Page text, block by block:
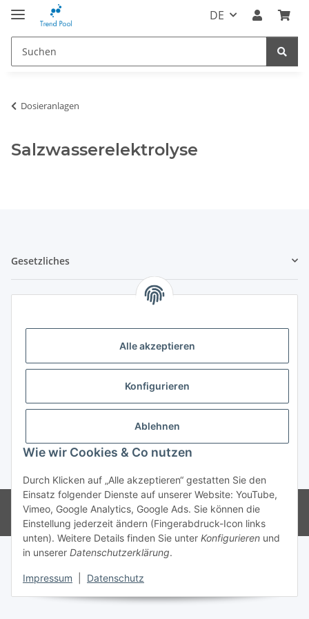
Alle akzeptieren
Konfigurieren
Ablehnen
Wie wir Cookies & Co nutzen
Durch Klicken auf „Alle akzeptieren“ gestatten Sie den
Einsatz folgender Dienste auf unserer Website: YouTube,
Vimeo, Google Analytics, Google Ads. Sie können die
Einstellung jederzeit ändern (Fingerabdruck-Icon links
unten). Weitere Details finden Sie unter Konfigurieren und
in unserer Datenschutzerklärung.
Impressum Datenschutz
DE
Dosieranlagen
Salzwasserelektrolyse
Gesetzliches
Informatives
Vertrag widerrufen
© Weinmann GmbH - Alle Rechte vorbehalten -
Alle Angebote richten
sich ausschließlich an registrierte Fachhändler